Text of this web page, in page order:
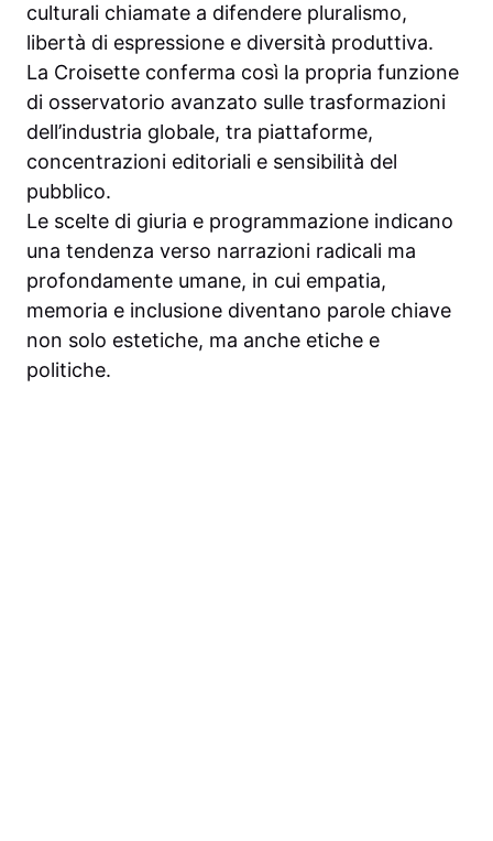
culturali chiamate a difendere pluralismo,
libertà di espressione e diversità produttiva.
La Croisette conferma così la propria funzione
di osservatorio avanzato sulle trasformazioni
dell’industria globale, tra piattaforme,
concentrazioni editoriali e sensibilità del
pubblico.
Le scelte di giuria e programmazione indicano
una tendenza verso narrazioni radicali ma
profondamente umane, in cui empatia,
memoria e inclusione diventano parole chiave
non solo estetiche, ma anche etiche e
politiche.